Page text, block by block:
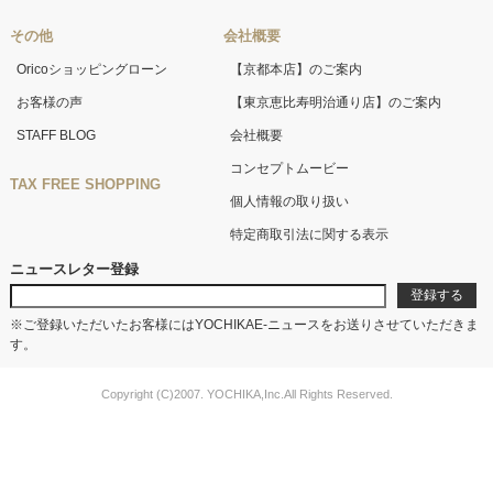
その他
Oricoショッピングローン
お客様の声
STAFF BLOG
TAX FREE SHOPPING
会社概要
【京都本店】のご案内
【東京恵比寿明治通り店】のご案内
会社概要
コンセプトムービー
個人情報の取り扱い
特定商取引法に関する表示
ニュースレター登録
※ご登録いただいたお客様にはYOCHIKAE-ニュースをお送りさせていただきま
す。
Copyright (C)2007. YOCHIKA,Inc.All Rights Reserved.